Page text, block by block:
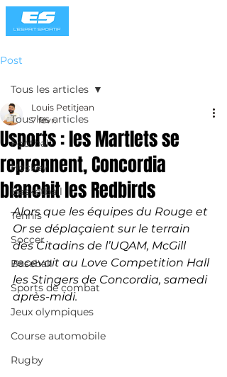
Post
Tous les articles
Football
Hockey
Basketball
Tennis
Soccer
Baseball
Sports de combat
Jeux olympiques
Course automobile
Rugby
Tous les articles
Usports : les Martlets se
reprennent, Concordia
blanchit les Redbirds
Louis Petitjean
7 févr.
Alors que les équipes du Rouge et
Or se déplaçaient sur le terrain
des Citadins de l’UQAM, McGill
recevait au Love Competition Hall
les Stingers de Concordia, samedi
après-midi.